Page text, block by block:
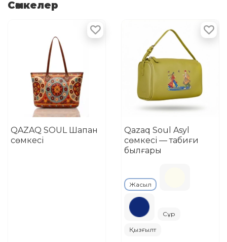
Сөмкелер
QAZAQ SOUL Шапан
сөмкесі
Qazaq Soul Asyl
сөмкесі — табиғи
былғары
Жасыл
Сұр
Қызғылт